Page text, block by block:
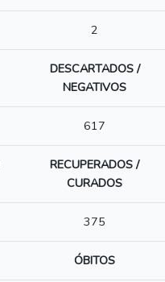
2
DESCARTADOS /
NEGATIVOS
617
RECUPERADOS /
CURADOS
375
ÓBITOS